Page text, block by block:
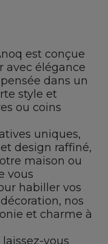
est conçue
avec élégance
dans un
style et
ou coins
uniques,
design raffiné,
maison ou
vous
habiller vos
nos
et charme à
vous